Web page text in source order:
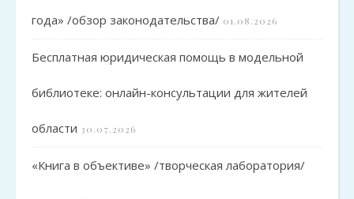
года» /обзор законодательства/ 01.08.2026
Бесплатная юридическая помощь в модельной
библиотеке: онлайн-консультации для жителей
области 30.07.2026
«Книга в объективе» /творческая лаборатория/